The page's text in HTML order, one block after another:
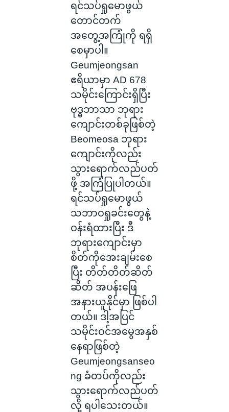
ရင်သပ်ရှုမောဖွယ်
တောင်တက်
အတွေ့အကြုံကို ရရှိ
စေမှာပါ။
Geumjeongsan
ဧရိယာမှာ AD 678
သမိုင်းကြောင်းရှိပြီး
ဗုဒ္ဓဘာသာ ဘုရား
ကျောင်းတစ်ခုဖြစ်တဲ့
Beomeosa ဘုရား
ကျောင်းကိုလည်း
သွားရောက်လည်ပတ်
ဖို့ အကြံပြုပါတယ်။
ရင်သပ်ရှုမောဖွယ်
သဘာဝရှုခင်းတွေနဲ့
ဝန်းရံထားပြီး ဒီ
ဘုရားကျောင်းမှာ
စိတ်ကိုအေးချမ်းစေ
ပြီး တိတ်တိတ်ဆိတ်
ဆိတ် အပန်းဖြေ
အနားယူနိုင်မှာ ဖြစ်ပါ
တယ်။ ဒါ့အပြင်
သမိုင်းဝင်အမွေအနှစ်
နေရာဖြစ်တဲ့
Geumjeongsanseo
ng ခံတပ်ကိုလည်း
သွားရောက်လည်ပတ်
လို့ ရပါသေးတယ်။